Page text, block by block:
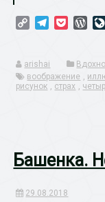
Copy TelegramPocket
arishai
воображение
рисунок
страх
Башенка.
29.08.2018